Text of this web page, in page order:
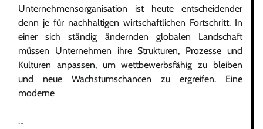
Unternehmensorganisation ist heute entscheidender
denn je für nachhaltigen wirtschaftlichen Fortschritt. In
einer sich ständig ändernden globalen Landschaft
müssen Unternehmen ihre Strukturen, Prozesse und
Kulturen anpassen, um wettbewerbsfähig zu bleiben
und neue Wachstumschancen zu ergreifen. Eine
moderne
…